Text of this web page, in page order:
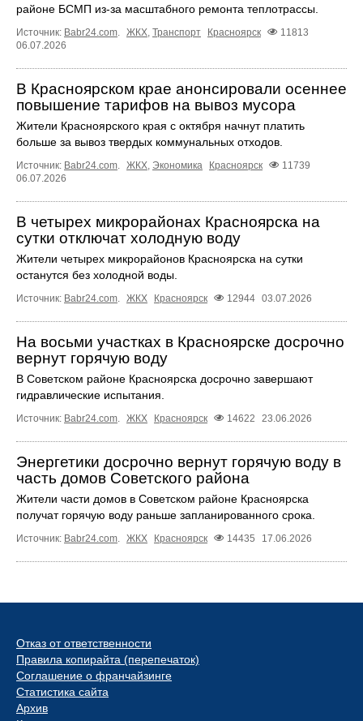
районе БСМП из-за масштабного ремонта теплотрассы.
Источник: Babr24.com. ЖКХ, Транспорт Красноярск
11813
06.07.2026
В Красноярском крае анонсировали осеннее
повышение тарифов на вывоз мусора
Жители Красноярского края с октября начнут платить
больше за вывоз твердых коммунальных отходов.
Источник: Babr24.com. ЖКХ, Экономика Красноярск
11739
06.07.2026
В четырех микрорайонах Красноярска на
сутки отключат холодную воду
Жители четырех микрорайонов Красноярска на сутки
останутся без холодной воды.
Источник: Babr24.com. ЖКХ Красноярск 12944 03.07.2026
На восьми участках в Красноярске досрочно
вернут горячую воду
В Советском районе Красноярска досрочно завершают
гидравлические испытания.
Источник: Babr24.com. ЖКХ Красноярск 14622 23.06.2026
Энергетики досрочно вернут горячую воду в
часть домов Советского района
Жители части домов в Советском районе Красноярска
получат горячую воду раньше запланированного срока.
Источник: Babr24.com. ЖКХ Красноярск 14435 17.06.2026
Отказ от ответственности
Правила копирайта (перепечаток)
Соглашение о франчайзинге
Статистика сайта
Архив